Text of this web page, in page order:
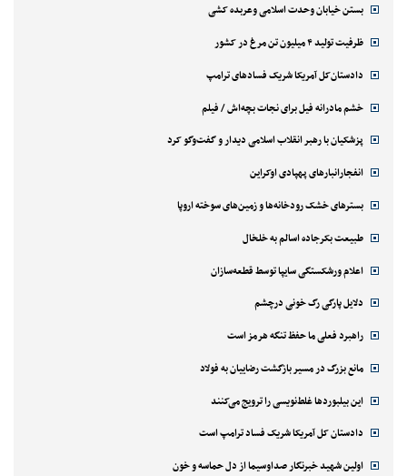
بستن خیابان وحدت اسلامی وعربده کشی
ظرفیت تولید ۴ میلیون تن مرغ در کشور
دادستان‌کل آمریکا شریک فسادهای ترامپ
خشم مادرانه فیل برای نجات بچه‌اش / فیلم
پزشکیان با رهبر انقلاب اسلامی دیدار و گفت‌وگو کرد
انفجارانبارهای پهپادی اوکراین
بسترهای خشک رودخانه‌ها و زمین‌های سوخته اروپا
طبیعت بکرجاده اسالم به خلخال
اعلام ورشکستگی سایپا توسط قطعه‌سازان
دلایل پارگی رگ خونی درچشم
راهبرد فعلی ما حفظ تنگه هرمز است
مانع بزرگ در مسیر بازگشت رضاییان به فولاد
این بیلبوردها غلط‌نویسی را ترویج می‌کنند
دادستان کل آمریکا شریک فساد ترامپ است
اولین شهید خبرنگار صداوسیما از دل حماسه و خون